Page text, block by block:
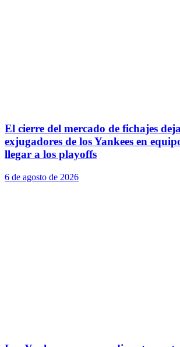
El cierre del mercado de fichajes
exjugadores de los Yankees en
llegar a los playoffs
6 de agosto de 2026